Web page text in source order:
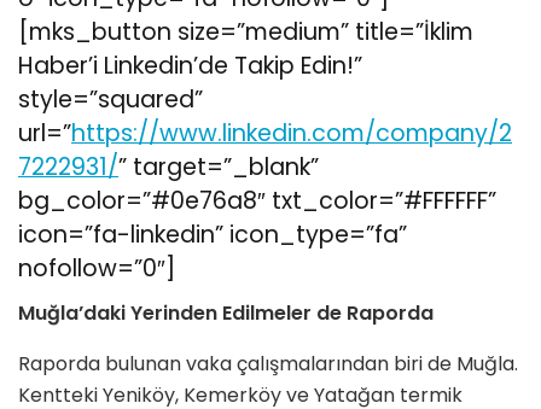
[mks_button size=”medium” title=”İklim
Haber’i Linkedin’de Takip Edin!”
style=”squared”
url=”https://www.linkedin.com/company/2
7222931/” target=”_blank”
bg_color=”#0e76a8″ txt_color=”#FFFFFF”
icon=”fa-linkedin” icon_type=”fa”
nofollow=”0″]
Muğla’daki Yerinden Edilmeler de Raporda
Raporda bulunan vaka çalışmalarından biri de Muğla.
Kentteki Yeniköy, Kemerköy ve Yatağan termik